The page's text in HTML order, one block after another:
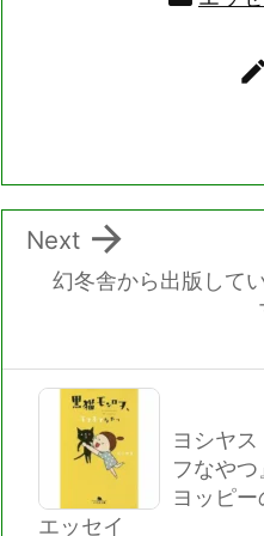
幻冬舎から出版して

Next
ヨシヤ
フなや
ヨッピ
エッセイ